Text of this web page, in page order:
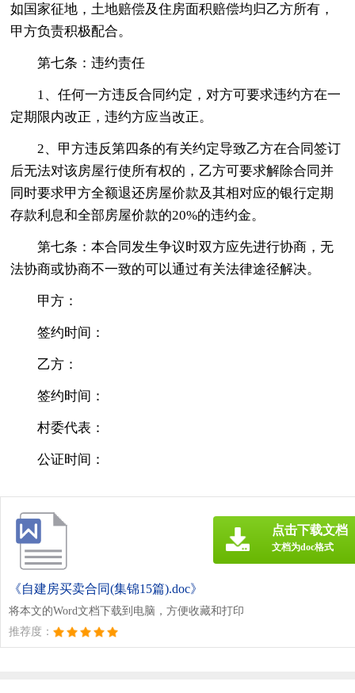
如国家征地，土地赔偿及住房面积赔偿均归乙方所有，
甲方负责积极配合。
第七条：违约责任
1、任何一方违反合同约定，对方可要求违约方在一
定期限内改正，违约方应当改正。
2、甲方违反第四条的有关约定导致乙方在合同签订
后无法对该房屋行使所有权的，乙方可要求解除合同并
同时要求甲方全额退还房屋价款及其相对应的银行定期
存款利息和全部房屋价款的20%的违约金。
第七条：本合同发生争议时双方应先进行协商，无
法协商或协商不一致的可以通过有关法律途径解决。
甲方：
签约时间：
乙方：
签约时间：
村委代表：
公证时间：
《自建房买卖合同(集锦15篇).doc》
将本文的Word文档下载到电脑，方便收藏和打印
推荐度：
点击下载文档
文档为doc格式